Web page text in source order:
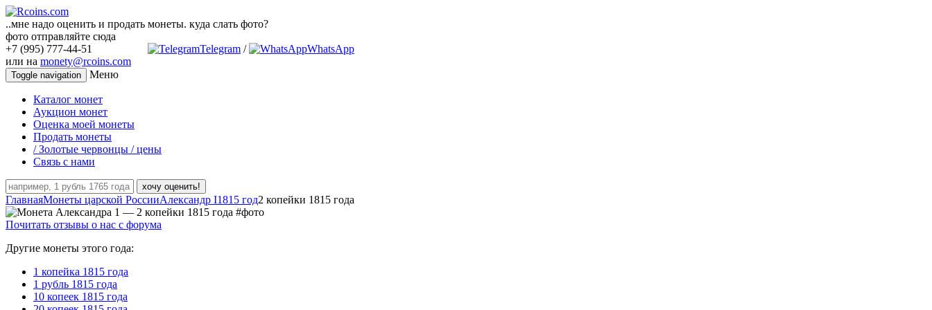
..мне надо оценить и продать монеты. куда слать фото?
фото отправляйте сюда
+7 (995) 777-44-51
Telegram /
WhatsApp
или на monety@rcoins.com
Toggle navigation Меню
Каталог монет
Аукцион монет
Оценка моей монеты
Продать монеты
/ Золотые червонцы / цены
Связь с нами
хочу оценить!
ГлавнаяМонеты царской РоссииАлександр I1815 год2 копейки 1815 года
Почитать отзывы о нас с форума
Другие монеты этого года:
1 копейка 1815 года
1 рубль 1815 года
10 копеек 1815 года